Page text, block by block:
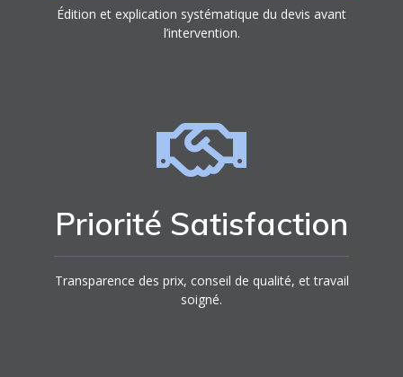
Édition et explication systématique du devis avant
l’intervention.
Priorité Satisfaction
Transparence des prix, conseil de qualité, et travail
soigné.